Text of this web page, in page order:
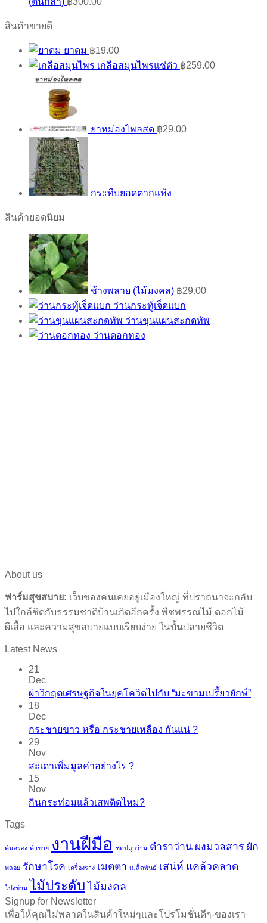
สินค้าขายดี
ยาดม ฿19.00
เกลือสมุนไพรแช่ตัว ฿259.00
ยาหม่องไพลสด ฿29.00
กระทืบยอดตากแห้ง
สินค้ายอดนิยม
ช้างพลาย (ไม้มงคล) ฿29.00
ว่านกระทู้เจ็ดแบก
ว่านขุนแผนสะกดทัพ
ว่านดอกทอง
About us
ฟาร์มสุขสบาย: เว็บของคนเคยอยู่เมืองใหญ่ ที่ปราถนาจะกลับ
ไปใกล้ชิดกับธรรมชาติบ้านเกิดอีกครั้ง พืชพรรณไม้ ดอกไม้
ผีเสื้อ และความสุขสบายแบบเรียบง่าย ในบั้นปลายชีวิต
Latest News
21
Dec
ผ่าวิกฤตเศรษฐกิจในยุคโควิดไปกับ “มะขามเปรี้ยวยักษ์”
18
Dec
กระชายขาว​ หรือ​ กระชายเหลือง กันแน่ ?
29
Nov
สะเดาเพิ่มมูลค่าอย่างไร ?
15
Nov
กินกระท่อมแล้วเสพติดไหม?
Tags
คุ้มครอง ค้าขาย งานฝีมือ ชุดปลูกว่าน ตำราว่าน ผงมวลสาร ผัก
พลอย รักษาโรค เครื่องราง เมตตา เมล็ดพันธ์ เสน่ห์ แคล้วคลาด
โป่งข่าม ไม้ประดับ ไม้มงคล
Signup for Newsletter
เพื่อให้คุณไม่พลาดในสินค้าใหม่ๆและโปรโมชั่นดีๆ-ของเรา